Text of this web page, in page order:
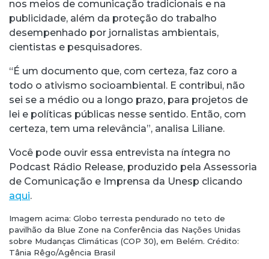
nos meios de comunicação tradicionais e na
publicidade, além da proteção do trabalho
desempenhado por jornalistas ambientais,
cientistas e pesquisadores.
“É um documento que, com certeza, faz coro a
todo o ativismo socioambiental. E contribui, não
sei se a médio ou a longo prazo, para projetos de
lei e políticas públicas nesse sentido. Então, com
certeza, tem uma relevância”, analisa Liliane.
Você pode ouvir essa entrevista na íntegra no
Podcast Rádio Release, produzido pela Assessoria
de Comunicação e Imprensa da Unesp clicando
aqui.
Imagem acima: Globo terresta pendurado no teto de
pavilhão da Blue Zone na Conferência das Nações Unidas
sobre Mudanças Climáticas (COP 30), em Belém. Crédito:
Tânia Rêgo/Agência Brasil